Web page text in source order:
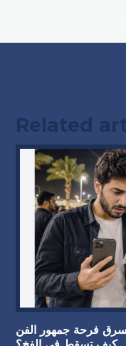
Related
فرحة جمهور الفن